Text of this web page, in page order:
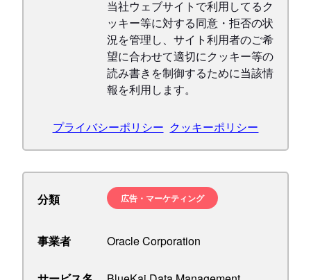
当社ウェブサイトで利用してるク
ッキー等に対する同意・拒否の状
況を管理し、サイト利用者のご希
望に合わせて適切にクッキー等の
読み書きを制御するために当該情
報を利用します。
プライバシーポリシー クッキーポリシー
分類 広告・マーケティング
事業者 Oracle Corporation